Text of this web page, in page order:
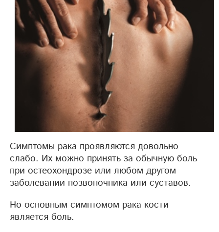
Симптомы рака проявляются довольно
слабо. Их можно принять за обычную боль
при остеохондрозе или любом другом
заболевании позвоночника или суставов.
Но основным симптомом рака кости
является боль.